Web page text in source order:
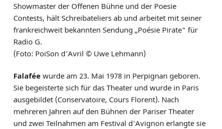
Showmaster der Offenen Bühne und der Poesie
Contests, hält Schreibateliers ab und arbeitet mit seiner
frankreichweit bekannten Sendung „Poésie Pirate" für
Radio G.
(Foto: PoiSon d'Avril © Uwe Lehmann)
Falaféewurde am 23. Mai 1978 in Perpignan geboren.
Sie begeisterte sich für das Theater und wurde in Paris
ausgebildet (Conservatoire, Cours Florent). Nach
mehreren Jahren auf den Bühnen der Pariser Theater
und zwei Teilnahmen am Festival d'Avignon erlangte sie